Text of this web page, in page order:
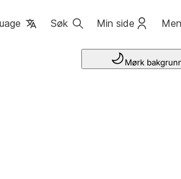
Søk Min side
Mørk